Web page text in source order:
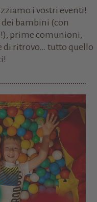
i vostri eventi!
bambini (con
prime comunioni,
di ritrovo… tutto quello